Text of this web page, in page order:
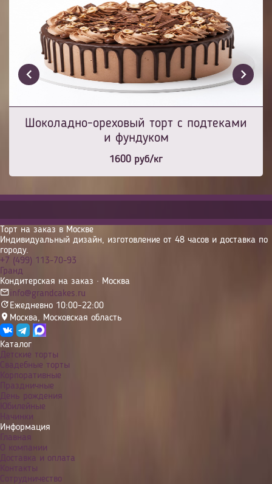
Шоколадно-ореховый торт с подтеками
и фундуком
1600 руб/кг
Торт на заказ в Москве
Индивидуальный дизайн, изготовление от 48 часов и доставка по
городу.
+7 (499) 113-70-93
Гранд
Кондитерская на заказ · Москва
info@grandcakes.ru
Ежедневно 10:00–22:00
Москва, Московская область
Каталог
Детские торты
Свадебные торты
Корпоративные
Праздничные
День рождения
Юбилейные
Начинки
Информация
Главная
О компании
Доставка и оплата
Контакты
Сотрудничество